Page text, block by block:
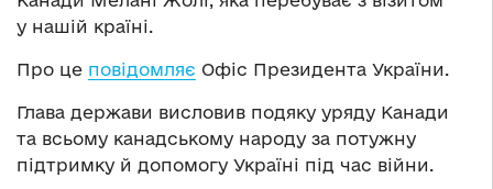
у нашій країні.
Про це повідомляє Офіс Президента України.
Глава держави висловив подяку уряду Канади
та всьому канадському народу за потужну
підтримку й допомогу Україні під час війни.